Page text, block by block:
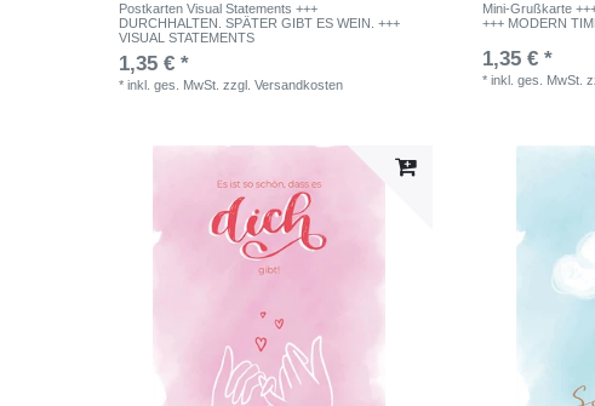
Postkarten Visual Statements +++
DURCHHALTEN. SPÄTER GIBT ES WEIN. +++
VISUAL STATEMENTS
1,35 € *
*inkl. ges. MwSt. zzgl.Versandkosten
Mini-Grußkarte
+++ MODERN
1,35 € *
*inkl. ges. MwSt.